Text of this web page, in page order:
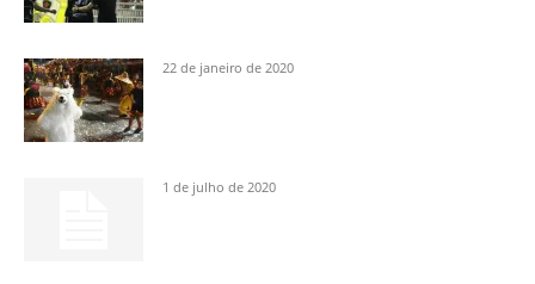
22 de janeiro de 2020
1 de julho de 2020